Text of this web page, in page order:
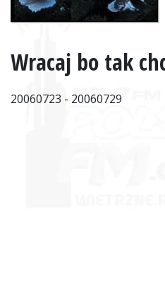
Wracaj bo tak
20060723 - 20060729